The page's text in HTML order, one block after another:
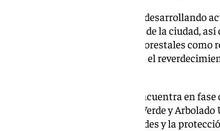
Entre las medidas que se están desarrollando
incremento de las zonas verdes de la ciudad,
de nuevas áreas periurbanas y forestales como
municipal por la sostenibilidad, el
En este contexto, también se encuentra en
Ordenanza de Infraestructura Verde y
tratamiento de los espacios verdes y la